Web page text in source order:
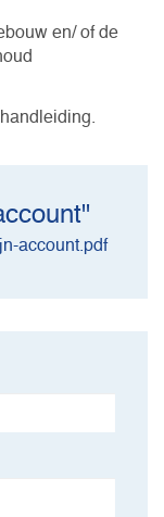
en/ of de
account.pdf